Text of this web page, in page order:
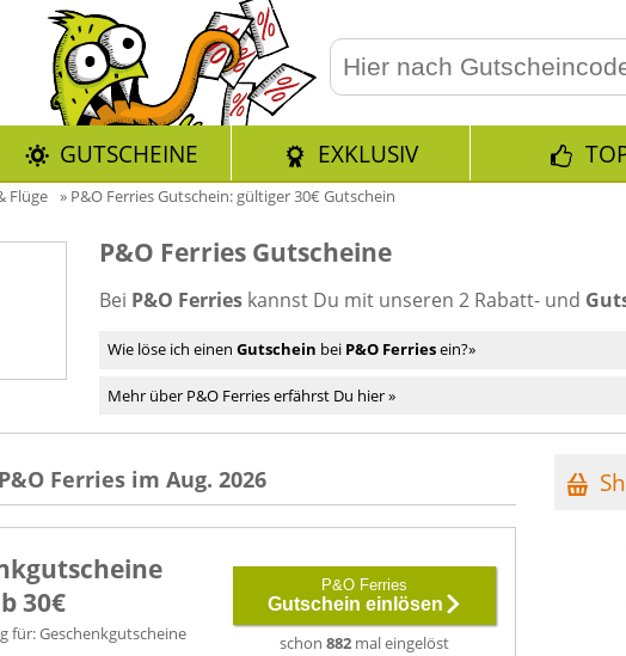
GUTSCHEINE EXKLUSIV
Flüge » P&O Ferries Gutschein: gültiger 30€ Gutschein
P&O Ferries Gutscheine
Bei P&O Ferries kannst Du mit unseren 2 Rabatt- und
Wie löse ich einen Gutschein bei P&O Ferriesein?»
Mehr über P&O Ferries erfährst Du hier »
Ferries im Aug. 2026
30€
für: Geschenkgutscheine
P&O Ferries
Gutschein einlösen
schon 882 mal eingelöst